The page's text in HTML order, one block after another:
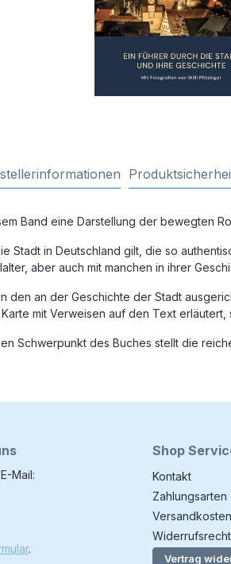
Band eine Darstellung der bewegten
Stadt in Deutschland gilt, die so
aber auch mit manchen in ihrer
den an der Geschichte der Stadt
mit Verweisen auf den Text
Schwerpunkt des Buches stellt die
Mail:
.
Shop
Kontakt
Zahlungsarten
Widerrufsrecht
Vertrag